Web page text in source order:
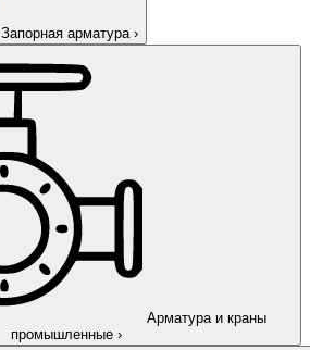
Запорная арматура ›
Арматура и краны
промышленные ›